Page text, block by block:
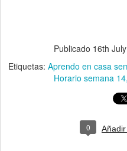
Publicado 16th
Etiquetas: Aprendo en casa
Horario semana 14
0